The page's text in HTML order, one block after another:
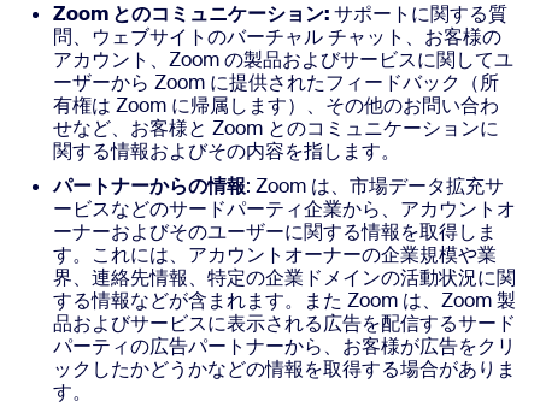
Zoom とのコミュニケーション:サポートに関する質
問、ウェブサイトのバーチャル チャット、お客様の
アカウント、Zoom の製品およびサービスに関してユ
ーザーから Zoom に提供されたフィードバック（所
有権は Zoom に帰属します）、その他のお問い合わ
せなど、お客様と Zoom とのコミュニケーションに
関する情報およびその内容を指します。
パートナーからの情報: Zoom は、市場データ拡充サ
ービスなどのサードパーティ企業から、アカウントオ
ーナーおよびそのユーザーに関する情報を取得しま
す。これには、アカウントオーナーの企業規模や業
界、連絡先情報、特定の企業ドメインの活動状況に関
する情報などが含まれます。また Zoom は、Zoom 製
品およびサービスに表示される広告を配信するサード
パーティの広告パートナーから、お客様が広告をクリ
ックしたかどうかなどの情報を取得する場合がありま
す。